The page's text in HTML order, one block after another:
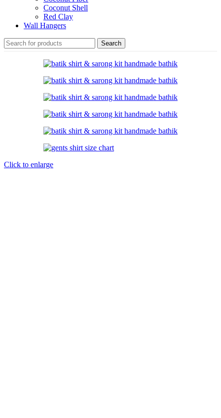
Coconut Shell
Red Clay
Wall Hangers
Search
Click to enlarge